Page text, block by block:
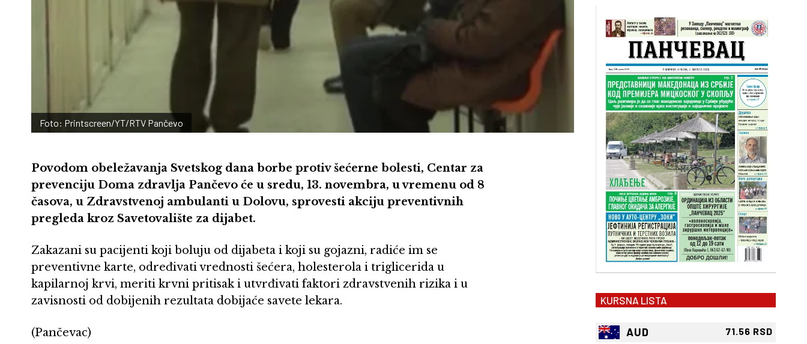
Foto: Printscreen/YT/RTV Pančevo
Povodom obeležavanja Svetskog dana borbe protiv šećerne bolesti, Centar za
prevenciju Doma zdravlja Pančevo će u sredu, 13. novembra, u vremenu od 8
časova, u Zdravstvenoj ambulanti u Dolovu, sprovesti akciju preventivnih
pregleda kroz Savetovalište za dijabet.
Zakazani su pacijenti koji boluju od dijabeta i koji su gojazni, radiće im se
preventivne karte, određivati vrednosti šećera, holesterola i triglicerida u
kapilarnoj krvi, meriti krvni pritisak i utvrđivati faktori zdravstvenih rizika i u
zavisnosti od dobijenih rezultata dobijaće savete lekara.
(Pančevac)
KURSNA LISTA
AUD 71.56 RSD